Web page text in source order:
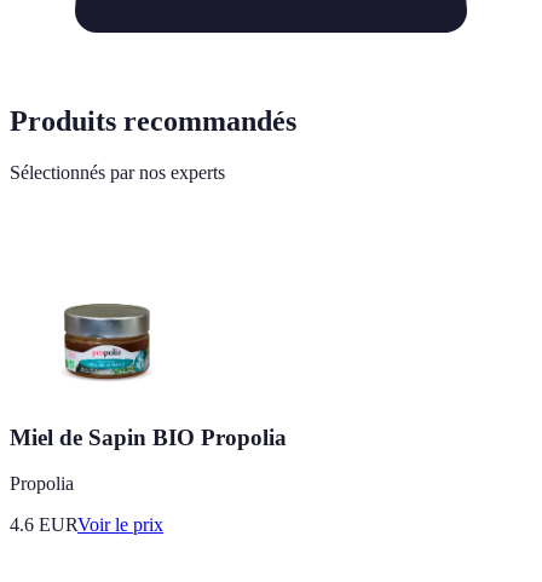
Produits recommandés
Sélectionnés par nos experts
Miel de Sapin BIO Propolia
Propolia
4.6 EURVoir le prix